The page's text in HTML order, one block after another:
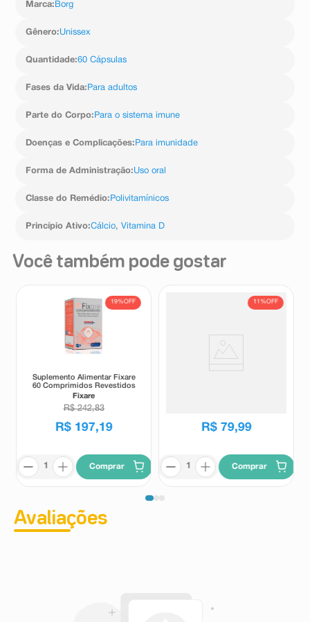
Marca: Borg
Gênero:Unissex
Quantidade:60 Cápsulas
Fases da Vida: Para adultos
Parte do Corpo: Para o sistema imune
Doenças e Complicações: Para imunidade
Forma de Administração:Uso oral
Classe do Remédio: Polivitamínicos
Princípio Ativo:Cálcio,Vitamina D
Você também pode gostar
19%OFF
Suplemento Alimentar Fixare
60 Comprimidos Revestidos
Fixare
R$ 242,83
R$ 197,19
Comprar
11%OFF
R$ 79,99
Comprar
Avaliações